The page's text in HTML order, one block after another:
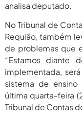
analisa deputado.
No Tribunal de
Requião, também
de problemas que
“Estamos diante
implementada,
sistema de
última quarta-feira
Tribunal de Contas